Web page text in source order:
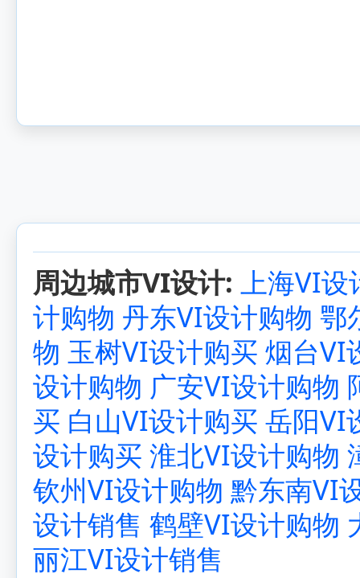
周边城市VI设计: 上海VI设
计购物 丹东VI设计购物 鄂
物 玉树VI设计购买 烟台VI
设计购物 广安VI设计购物
买 白山VI设计购买 岳阳VI
设计购买 淮北VI设计购物
钦州VI设计购物 黔东南VI
设计销售 鹤壁VI设计购物
丽江VI设计销售